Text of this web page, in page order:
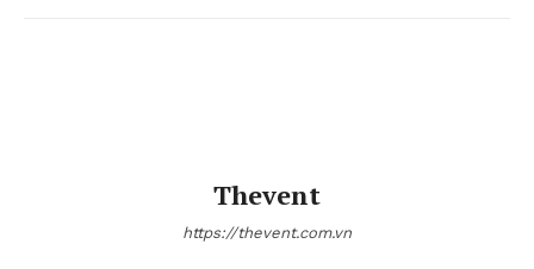
Thevent
https://thevent.com.vn